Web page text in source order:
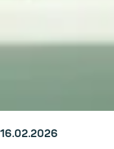
16.02.2026